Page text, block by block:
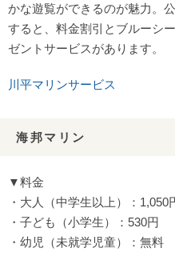
かな遊覧ができるのが魅力。
すると、料金割引とブルーシ
ゼントサービスがあります。
川平マリンサービス
海邦マリン
▼料金
・大人（中学生以上）：1,050
・子ども（小学生）：530円
・幼児（未就学児童）：無料